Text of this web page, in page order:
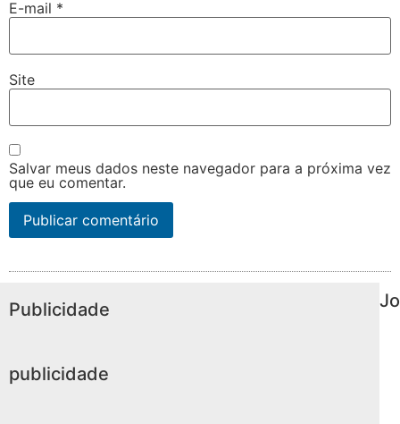
E-mail *
Site
Salvar meus dados neste navegador para a próxima vez
que eu comentar.
Publicidade
publicidade
Jo